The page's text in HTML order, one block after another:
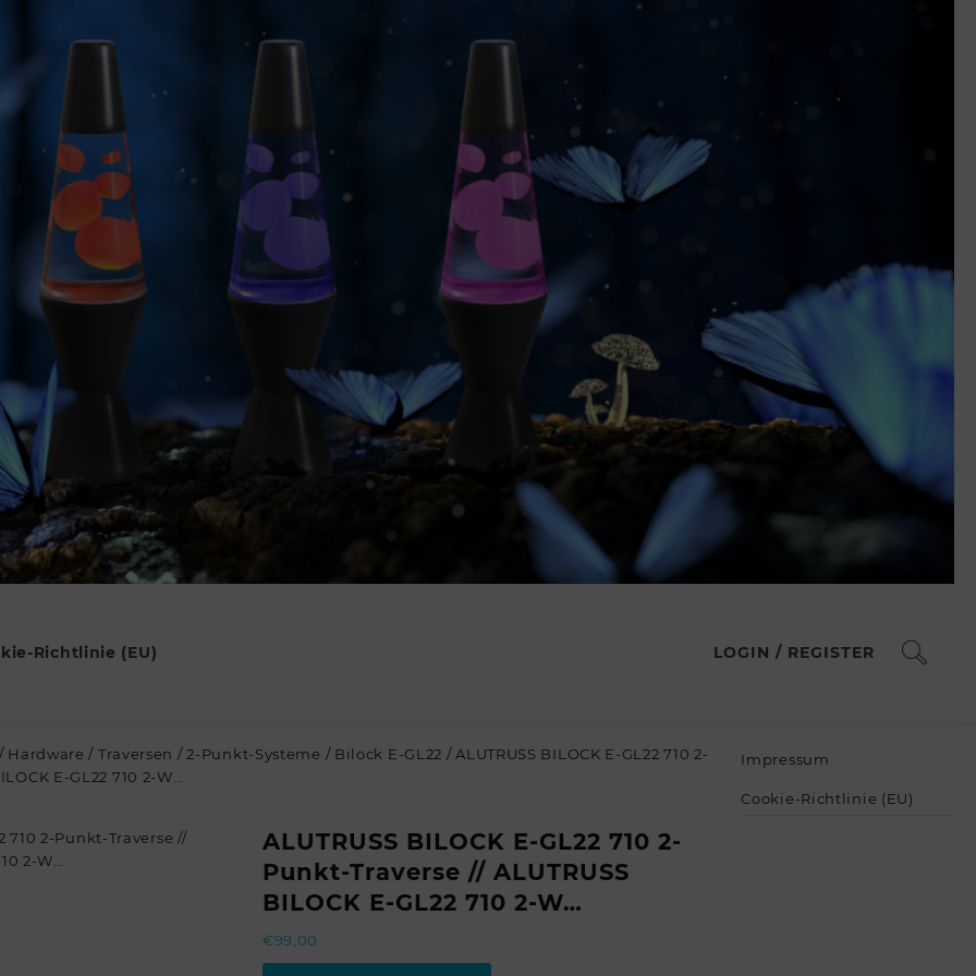
Richtlinie (EU) LOGIN / REGISTER
/ Hardware / Traversen /2-Punkt-Systeme / Bilock E-GL22 / ALUTRUSS BILOCK E-GL22 710 2-
E-GL22 710 2-W…
ALUTRUSS BILOCK E-GL22 710 2-
Punkt-Traverse // ALUTRUSS
BILOCK E-GL22 710 2-W…
€99,00
Impressum
Cookie-Richtlinie (EU)